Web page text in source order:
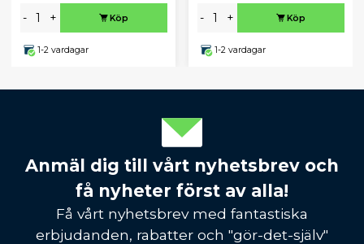
- + Köp
1-2 vardagar
- + Köp
1-2 vardagar
Anmäl dig till vårt nyhetsbrev och
få nyheter först av alla!
Få vårt nyhetsbrev med fantastiska
erbjudanden, rabatter och "gör-det-själv"